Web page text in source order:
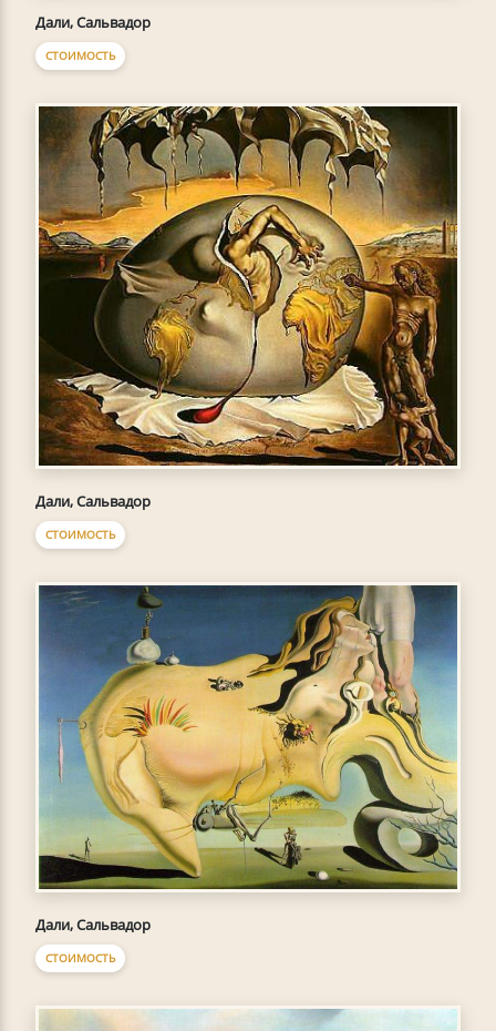
Дали, Сальвадор
СТОИМОСТЬ
Дали, Сальвадор
СТОИМОСТЬ
Дали, Сальвадор
СТОИМОСТЬ